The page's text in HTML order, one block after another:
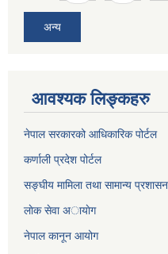
अन्य
आवश्यक लिङ्कहरु
नेपाल सरकारको आधिकारिक पोर्टल
कर्णाली प्रदेश पोर्टल
सङ्घीय मामिला तथा सामान्य
लाेक सेवा अायाेग
नेपाल कानून आयोग